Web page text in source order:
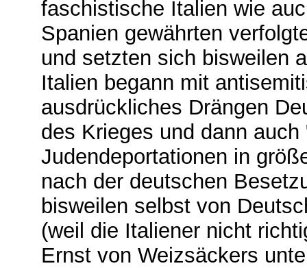
faschistische Italien wie
Spanien gewährten
und setzten sich bisweilen
Italien begann mit
ausdrückliches Drängen
des Krieges und dann
Judendeportationen in
nach der deutschen
bisweilen selbst von
(weil die Italiener nicht
Ernst von Weizsäckers